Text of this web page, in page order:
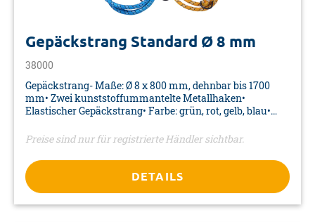
Gepäckstrang Standard Ø 8 mm
38000
Gepäckstrang- Maße: Ø 8 x 800 mm, dehnbar bis 1700
mm• Zwei kunststoffummantelte Metallhaken•
Elastischer Gepäckstrang• Farbe: grün, rot, gelb, blau•
Preise sind nur für registrierte Händler sichtbar.
DETAILS